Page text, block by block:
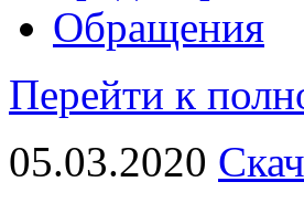
Обращения
Перейти к
05.03.2020